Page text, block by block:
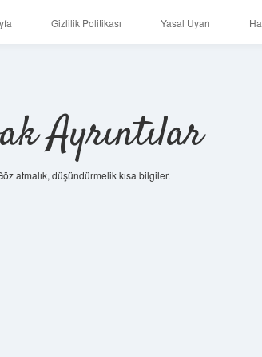
Gizlilik Politikası Yasal Uyarı
Ayrıntılar
atmalık, düşündürmelik kısa bilgiler.